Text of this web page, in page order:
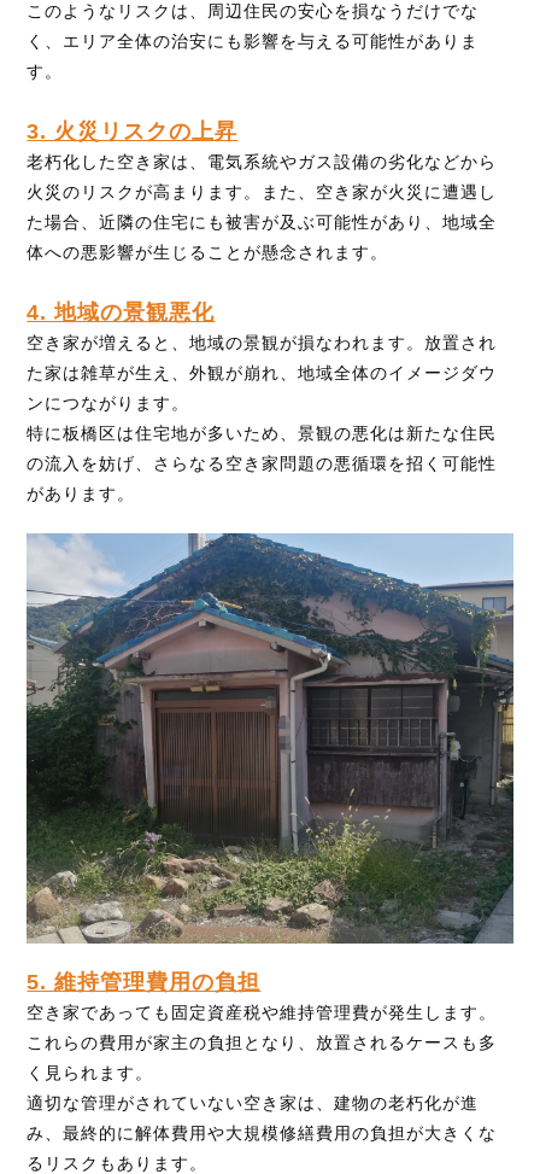
このようなリスクは、周辺住民の安心を損なうだけでな
く、エリア全体の治安にも影響を与える可能性がありま
す。
3. 火災リスクの上昇
老朽化した空き家は、電気系統やガス設備の劣化などから
火災のリスクが高まります。また、空き家が火災に遭遇し
た場合、近隣の住宅にも被害が及ぶ可能性があり、地域全
体への悪影響が生じることが懸念されます。
4. 地域の景観悪化
空き家が増えると、地域の景観が損なわれます。放置され
た家は雑草が生え、外観が崩れ、地域全体のイメージダウ
ンにつながります。
特に板橋区は住宅地が多いため、景観の悪化は新たな住民
の流入を妨げ、さらなる空き家問題の悪循環を招く可能性
があります。
5. 維持管理費用の負担
空き家であっても固定資産税や維持管理費が発生します。
これらの費用が家主の負担となり、放置されるケースも多
く見られます。
適切な管理がされていない空き家は、建物の老朽化が進
み、最終的に解体費用や大規模修繕費用の負担が大きくな
るリスクもあります。